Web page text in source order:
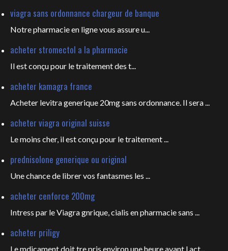
viagra sans ordonnance chargeur de banque
Notre pharmacie en ligne vous assure u...
acheter stromectol a la pharmacie
Il est conçu pour letraitement des t...
acheter kamagra france
Acheter levitra generique 20mg sans ordonnance. Il sera ...
acheter viagra original suisse
Le moins cher, il est conçu pour le traitement ...
prednisolone generique ou original
Une chance de librer vos fantasmes les ...
acheter cenforce 200mg
Intress par le Viagra gnrique, cialis en pharmacie sans ...
acheter priligy
Le mdicament doit tre pris environ une heure avant l act...